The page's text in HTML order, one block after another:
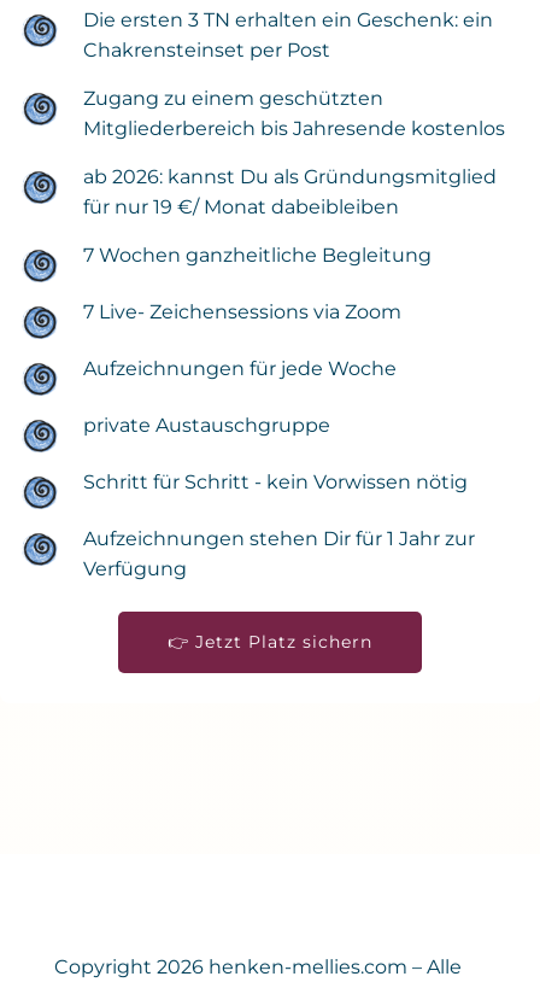
Die ersten 3 TN erhalten ein Geschenk: ein
Chakrensteinset per Post
Zugang zu einem geschützten
Mitgliederbereich bis Jahresende kostenlos
ab 2026: kannst Du als Gründungsmitglied
für nur 19 €/ Monat dabeibleiben
7 Wochen ganzheitliche Begleitung
7 Live- Zeichensessions via Zoom
Aufzeichnungen für jede Woche
private Austauschgruppe
Schritt für Schritt - kein Vorwissen nötig
Aufzeichnungen stehen Dir für 1 Jahr zur
Verfügung
👉 Jetzt Platz sichern
Copyright 2026 henken-mellies.com – Alle